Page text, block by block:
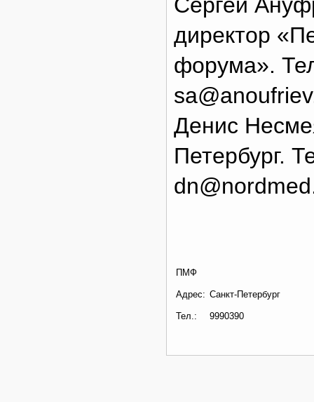
директор
форума».
Денис
Петербург.
ПМФ
Адрес: Санкт-Петербург
Тел.: 9990390